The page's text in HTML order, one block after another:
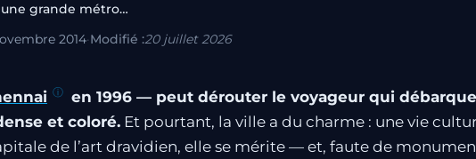
Visiter Chennai, une grande métropole du…
2014·Modifié :20 juillet 2026
en 1996 — peut dérouter le voyageur qui
et coloré. Et pourtant, la ville a du charme : une vie
de l’art dravidien, elle se mérite — et, faute de